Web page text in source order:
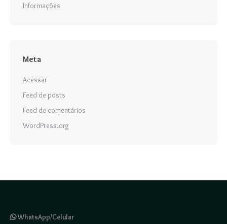
Informações
Meta
Acessar
Feed de posts
Feed de comentários
WordPress.org
WhatsApp/Celular